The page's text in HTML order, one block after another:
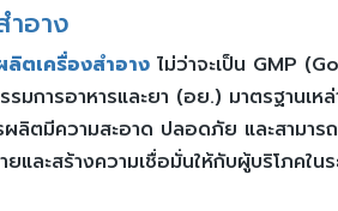
ำอาง
ลิตเครื่องสำอาง ไม่ว่าจะเป็น GMP
การอาหารและยา (อย.) มาตรฐานเหล่
ลิตมีความสะอาด ปลอดภัย และสามารถ
ละสร้างความเชื่อมั่นให้กับผู้บริโภคในร